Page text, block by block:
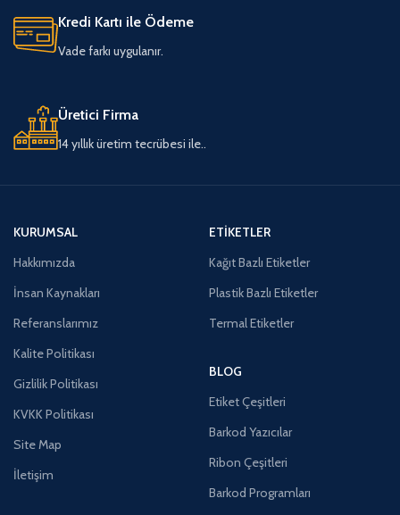
Kredi Kartı ile Ödeme
Vade farkı uygulanır.
Üretici Firma
14 yıllık üretim tecrübesi ile..
KURUMSAL
Hakkımızda
İnsan Kaynakları
Referanslarımız
Kalite Politikası
Gizlilik Politikası
KVKK Politikası
Site Map
İletişim
ETIKETLER
Kağıt Bazlı Etiketler
Plastik Bazlı Etiketler
Termal Etiketler
BLOG
Etiket Çeşitleri
Barkod Yazıcılar
Ribon Çeşitleri
Barkod Programları